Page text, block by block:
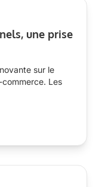
une prise
sur le
Les